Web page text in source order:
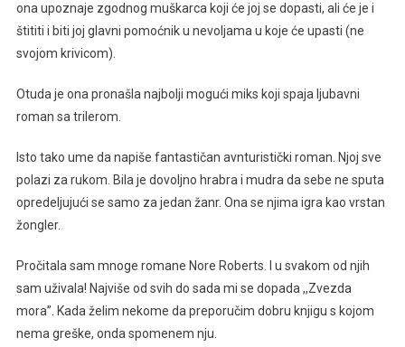
ona upoznaje zgodnog muškarca koji će joj se dopasti, ali će je i
štititi i biti joj glavni pomoćnik u nevoljama u koje će upasti (ne
svojom krivicom).
Otuda je ona pronašla najbolji mogući miks koji spaja ljubavni
roman sa trilerom.
Isto tako ume da napiše fantastičan avnturistički roman. Njoj sve
polazi za rukom. Bila je dovoljno hrabra i mudra da sebe ne sputa
opredeljujući se samo za jedan žanr. Ona se njima igra kao vrstan
žongler.
Pročitala sam mnoge romane Nore Roberts. I u svakom od njih
sam uživala! Najviše od svih do sada mi se dopada ,,Zvezda
mora”. Kada želim nekome da preporučim dobru knjigu s kojom
nema greške, onda spomenem nju.